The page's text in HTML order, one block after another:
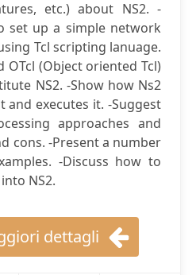
etc.) about NS2. -
set up a simple network
Tcl scripting lanuage.
OTcl (Object oriented Tcl)
NS2. -Show how Ns2
and executes it. -Suggest
approaches and
cons. -Present a number
-Discuss how to
NS2.
dettagli